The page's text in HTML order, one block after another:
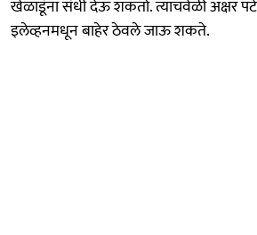
खेळाडूंना संधी देऊ शकतो. त्याचवेळी अक्षर
इलेव्हनमधून बाहेर ठेवले जाऊ शकते.